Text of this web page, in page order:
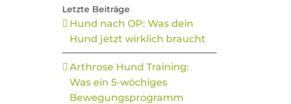
Letzte Beiträge
Hund nach OP: Was dein
Hund jetzt wirklich braucht
Arthrose Hund Training:
Was ein 5-wöchiges
Bewegungsprogramm